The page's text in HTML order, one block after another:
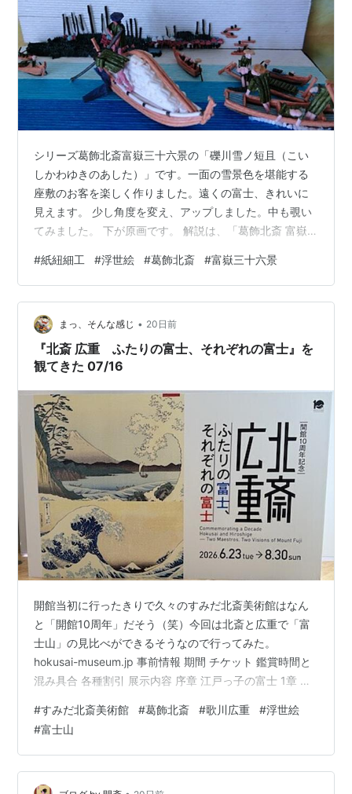
シリーズ葛飾北斎富嶽三十六景の「礫川雪ノ短且（こい
しかわゆきのあした）」です。一面の雪景色を堪能する
座敷のお客を楽しく作りました。遠くの富士、きれいに
見えます。 少し角度を変え、アップしました。中も覗い
てみました。 下が原画です。 解説は、「葛飾北斎 富嶽
川文京区）のことです。また、「雪ノ且」の且は旦の誤
りだと思われます。小石川のあたりでも特に眺めのよい
茶屋。 夜来の雪がやんで一面の銀世界と変わり、富士も
家並みも雪化粧となりました。二階座敷の人々も一面の
雪景色に感嘆の声をあげています。女の指さす空には、
三羽の鳥に天空を舞わせることで画面に彩…
#紙紐細工 #浮世絵 #葛飾北斎 #富嶽三十六景
まっ、そんな感じ • 20日前
『北斎 広重 ふたりの富士、それぞれの富士』を
観てきた 07/16
開館当初に行ったきりで久々のすみだ北斎美術館はなん
と「開館10周年」だそう（笑）今回は北斎と広重で「富
士山」の見比べができるそうなので行ってみた。
hokusai-museum.jp 事前情報 期間 チケット 鑑賞時間と
混み具合 各種割引 展示内容 序章 江戸っ子の富士 1章 北
れぞれの富士 事前情報 期間 期間は8月30日までなんです
が、前期・後期で一部の作品が入れ替わるとのこと。 ・
前期：6月23日（火）～7月26日（日） ・後期：7月28日
（火）～8月30日（日） 作品リスト（PDF）が掲示され
#すみだ北斎美術館 #葛飾北斎 #歌川広重 #浮世絵
#富士山